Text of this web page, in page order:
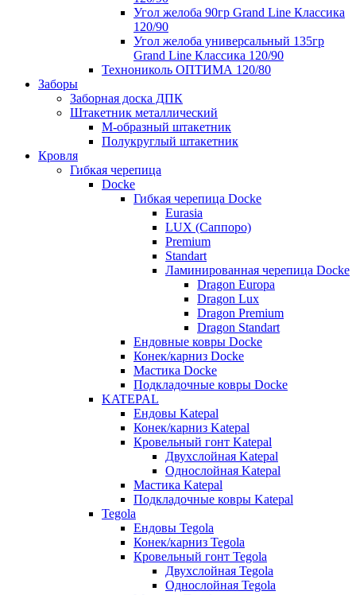
Угол желоба 90гр Grand Line Классика
120/90
Угол желоба универсальный 135гр
Grand Line Классика 120/90
Технониколь ОПТИМА 120/80
Заборы
Заборная доска ДПК
Штакетник металлический
М-образный штакетник
Полукруглый штакетник
Кровля
Гибкая черепица
Docke
Гибкая черепица Docke
Eurasia
LUX (Саппоро)
Premium
Standart
Ламинированная черепица Docke
Dragon Europa
Dragon Lux
Dragon Premium
Dragon Standart
Ендовные ковры Docke
Конек/карниз Docke
Мастика Docke
Подкладочные ковры Docke
KATEPAL
Ендовы Katepal
Конек/карниз Katepal
Кровельный гонт Katepal
Двухслойная Katepal
Однослойная Katepal
Мастика Katepal
Подкладочные ковры Katepal
Tegola
Ендовы Tegola
Конек/карниз Tegola
Кровельный гонт Tegola
Двухслойная Tegola
Однослойная Tegola